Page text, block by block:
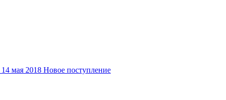
14 мая 2018 Новое поступление